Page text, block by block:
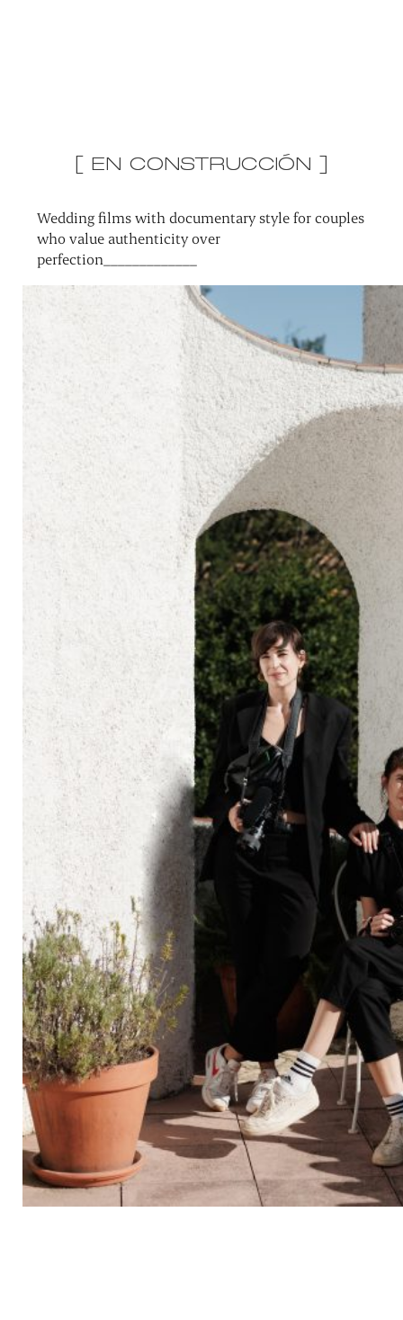
[ EN CONSTRUCCIÓN ]
Wedding films with documentary style for couples
who value authenticity over
perfection_____________